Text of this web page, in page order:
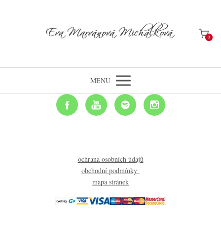
0
MENU
ochrana osobních údajů
obchodní podmínky
mapa stránek